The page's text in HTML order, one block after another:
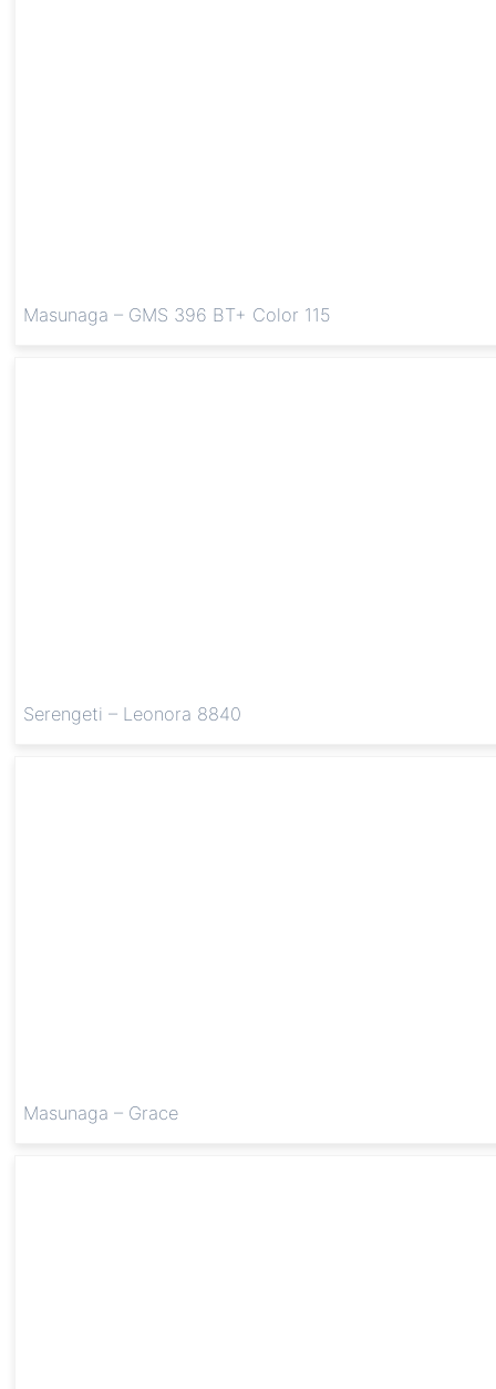
Masunaga – GMS 396 BT+ Color 115
Serengeti – Leonora 8840
Masunaga – Grace